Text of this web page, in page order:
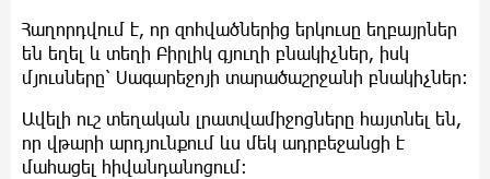
Հաղորդվում է, որ զոհվածներից երկուսը եղբայրներ
են եղել և տեղի Բիրլիկ գյուղի բնակիչներ, իսկ
մյուսները՝ Սագարեջոյի տարածաշրջանի բնակիչներ։
Ավելի ուշ տեղական լրատվամիջոցները հայտնել են,
որ վթարի արդյունքում ևս մեկ ադրբեջանցի է
մահացել հիվանդանոցում։